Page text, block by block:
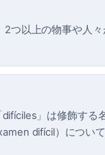
つ以上の物事や人
」は修飾する
difícil）につい